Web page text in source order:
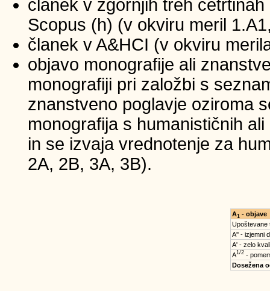
članek v zgornjih treh
Scopus (h) (v okviru meril
članek v A&HCI (v okviru
objavo monografije ali
monografiji pri založbi s
znanstveno poglavje oziroma
monografija s humanističnih
in se izvaja vrednotenje za
2A, 2B, 3A, 3B).
A1 - objave
Upoštevane
A'' - izjemni
A' - zelo
A1/2-
Dosežena